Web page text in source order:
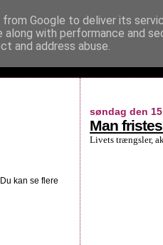
søndag den
Man
Livets trængsler,
kan se flere
Google to deliver its
along with performance and
and address abuse.